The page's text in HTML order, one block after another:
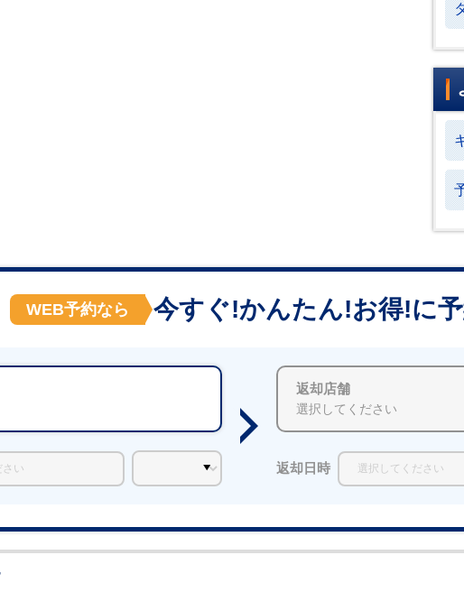
WEB予約なら 今すぐ!かんたん!お得!に
返却店舗
選択してください
返却日時